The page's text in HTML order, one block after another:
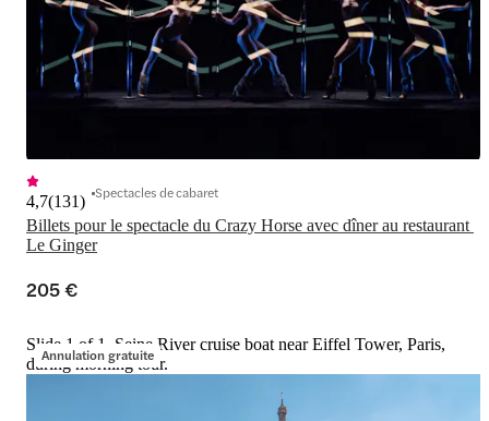
Billets pour le spectacle du Crazy Horse avec dîner au restaurant
Le Ginger
4,7(131) Spectacles de cabaret
205 €
Annulation gratuite
Slide 1 of 1, Seine River cruise boat near Eiffel Tower, Paris,
during morning tour.